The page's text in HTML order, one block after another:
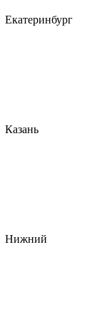
Екатеринбург
Казань
Нижний